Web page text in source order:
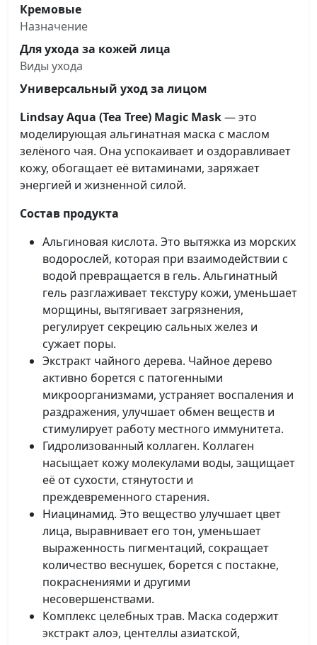
Кремовые
Назначение
Для ухода за кожей лица
Виды ухода
Универсальный уход за лицом
Lindsay Aqua (Tea Tree) Magic Mask— это
моделирующая альгинатная маска с маслом
зелёного чая. Она успокаивает и оздоравливает
кожу, обогащает её витаминами, заряжает
энергией и жизненной силой.
Состав продукта
Альгиновая кислота. Это вытяжка из морских
водорослей, которая при взаимодействии с
водой превращается в гель. Альгинатный
гель разглаживает текстуру кожи, уменьшает
морщины, вытягивает загрязнения,
регулирует секрецию сальных желез и
сужает поры.
Экстракт чайного дерева. Чайное дерево
активно борется с патогенными
микроорганизмами, устраняет воспаления и
раздражения, улучшает обмен веществ и
стимулирует работу местного иммунитета.
Гидролизованный коллаген. Коллаген
насыщает кожу молекулами воды, защищает
её от сухости, стянутости и
преждевременного старения.
Ниацинамид. Это вещество улучшает цвет
лица, выравнивает его тон, уменьшает
выраженность пигментаций, сокращает
количество веснушек, борется с постакне,
покраснениями и другими
несовершенствами.
Комплекс целебных трав. Маска содержит
экстракт алоэ, центеллы азиатской,